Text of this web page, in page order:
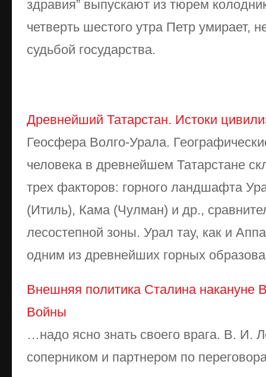
здравия” выпускают из тюрем
четверть шестого утра Петр умирает,
судьбой государства.
Древнейший Татарстан. Истоки
Геосфера Волго-Урала.
человека в древнейшем Татарстане
трех факторов: горного ландшафта
(Итиль), Кама (Чулман) и др.,
лесостепной зоны. Урал тау, как и
одним из древнейших горных
Внешняя политика Сталина накануне
Войны
…надо ясно знать своего врага. В. И.
соперником и партнером по